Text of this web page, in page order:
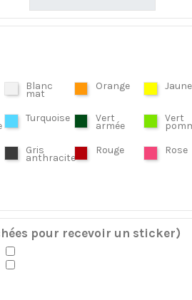
Blanc
mat
Orange Jaune
Turquoise Vert
armée
Vert
Gris
anthracite
Rouge Rose
pour recevoir un sticker)